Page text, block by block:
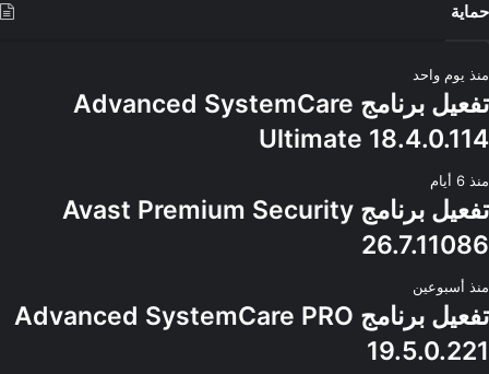
حماية
منذ يوم واحد
تفعيل برنامج Advanced SystemCare
Ultimate 18.4.0.114
منذ 6 أيام
تفعيل برنامج Avast Premium Security
26.7.11086
منذ أسبوعين
تفعيل برنامج Advanced SystemCare PRO
19.5.0.221